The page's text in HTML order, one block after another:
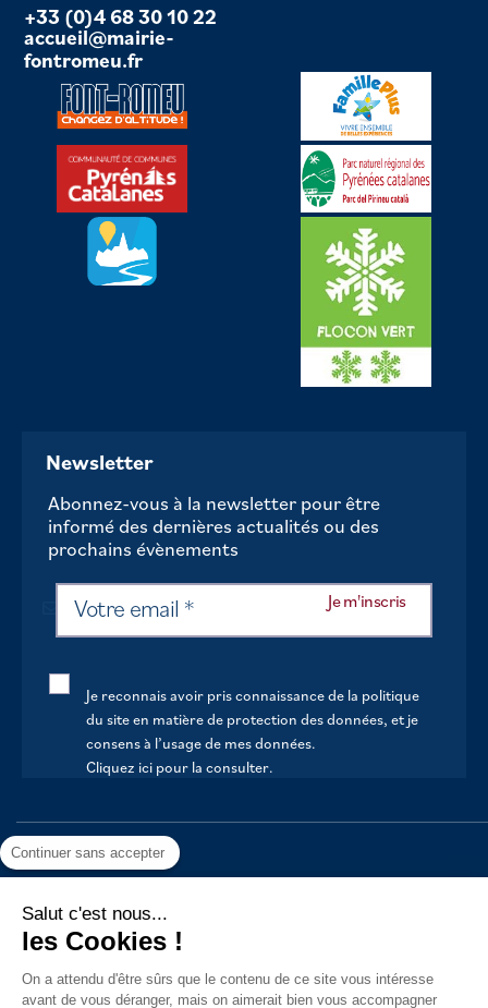
+33 (0)4 68 30 10 22
accueil@mairie-
fontromeu.fr
Newsletter
Abonnez-vous à la newsletter pour être
informé des dernières actualités ou des
prochains évènements
Je reconnais avoir pris connaissance de la politique
du site en matière de protection des données, et je
consens à l’usage de mes données.
Cliquez ici pour la consulter.
ACCUEIL
VOTRE QUOTIDIEN
LOISIRS
les Cookies !
ce site vous intéresse avant de vous
déranger, mais on aimerait bien vous accompagner pendant votre